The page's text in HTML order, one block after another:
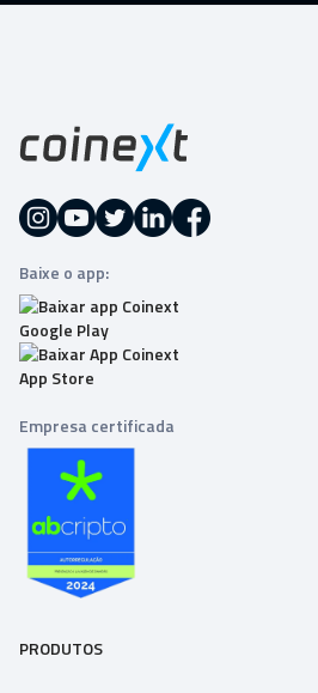
Baixe o app:
Empresa certificada
PRODUTOS